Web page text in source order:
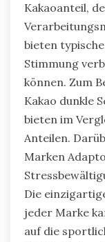
Kakaoanteil,
bieten
Stimmung
können. Zum
Kakao dunkle
bieten im
Anteilen.
Marken
Die
jeder Marke
auf die